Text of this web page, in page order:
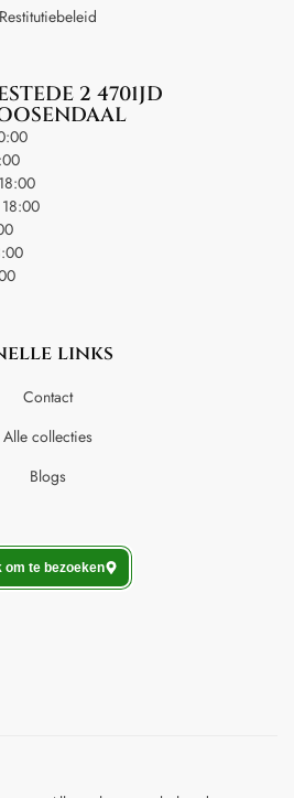
Restitutiebeleid
2 4701JD
links
Contact
Alle collecties
Blogs
om te bezoeken